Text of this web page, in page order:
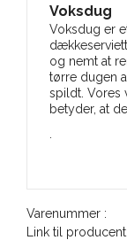
Voksdug
Voksdug er
og nemt at
tørre dugen
spildt. Vores
betyder, at
Varenummer :
Link til producent: